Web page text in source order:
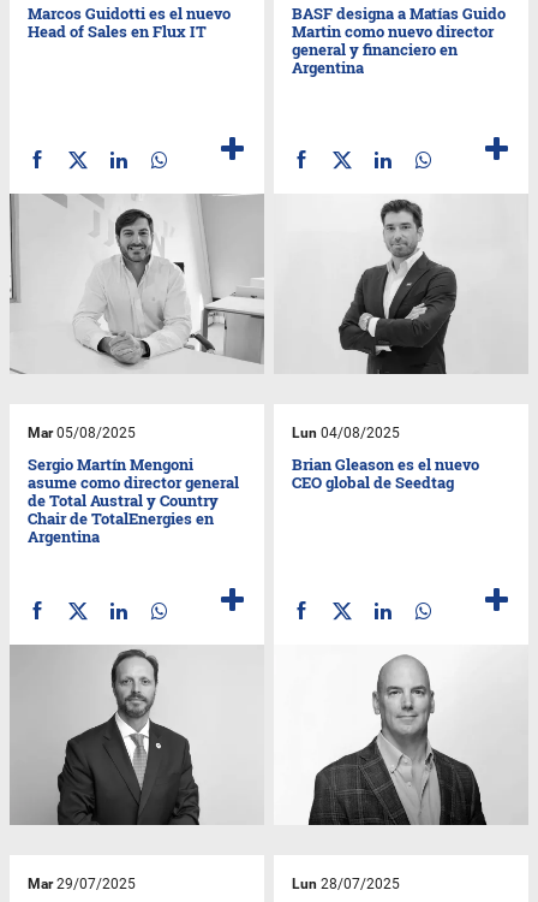
Marcos Guidotti es el nuevo
Head of Sales en Flux IT
BASF designa a Matías Guido
Martin como nuevo director
general y financiero en
Argentina
Mar05/08/2025
Sergio Martín Mengoni
asume como director general
de Total Austral y Country
Chair de TotalEnergies en
Argentina
Lun 04/08/2025
Brian Gleason es el nuevo
CEO global de Seedtag
Mar29/07/2025 Lun 28/07/2025